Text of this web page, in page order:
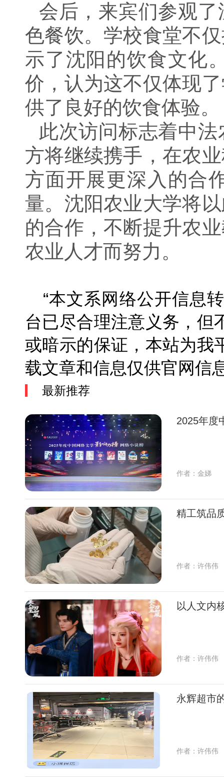
会后，来宾们参观
色餐饮。学校食堂不
示了沈阳的饮食文化
价，认为这不仅体现
供了良好的饮食体验。
此次访问标志着中
方将继续携手，在农
方面开展更深入的合
量。沈阳农业大学将
的合作，不断提升农
农业人才而努力。
“本文系网络公开信息
台已尽合理注意义务，但
或暗示的保证，本站为我
载文章和信息仅供官
最新推荐
2025年度
作者：金娣
精工筑品
作者：许伟伟
以人文内
作者：许伟伟
永辉超市
作者：许伟伟